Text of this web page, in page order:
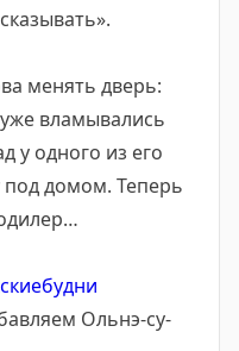
менять дверь:
вламывались
у одного из его
домом. Теперь
Ольнэ-су-